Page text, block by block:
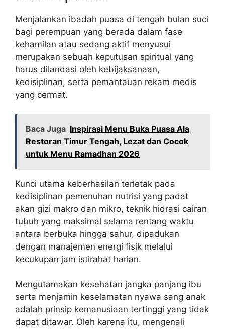
Menjalankan ibadah puasa di tengah bulan suci
bagi perempuan yang berada dalam fase
kehamilan atau sedang aktif menyusui
merupakan sebuah keputusan spiritual yang
harus dilandasi oleh kebijaksanaan,
kedisiplinan, serta pemantauan rekam medis
yang cermat.
Baca Juga Inspirasi Menu Buka Puasa Ala
Restoran Timur Tengah, Lezat dan Cocok
untuk Menu Ramadhan 2026
Kunci utama keberhasilan terletak pada
kedisiplinan pemenuhan nutrisi yang padat
akan gizi makro dan mikro, teknik hidrasi cairan
tubuh yang maksimal selama rentang waktu
antara berbuka hingga sahur, dipadukan
dengan manajemen energi fisik melalui
kecukupan jam istirahat harian.
Mengutamakan kesehatan jangka panjang ibu
serta menjamin keselamatan nyawa sang anak
adalah prinsip kemanusiaan tertinggi yang tidak
dapat ditawar. Oleh karena itu, mengenali